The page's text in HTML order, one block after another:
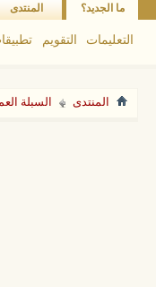
ما الجديد؟ المنتدى
التعليمات التقويم
المنتدى السبلة